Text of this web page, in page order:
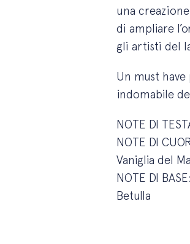
una
di ampliare
gli artisti del
Un must
indomabile
NOTE DI
NOTE DI
Vaniglia del
NOTE DI
Betulla